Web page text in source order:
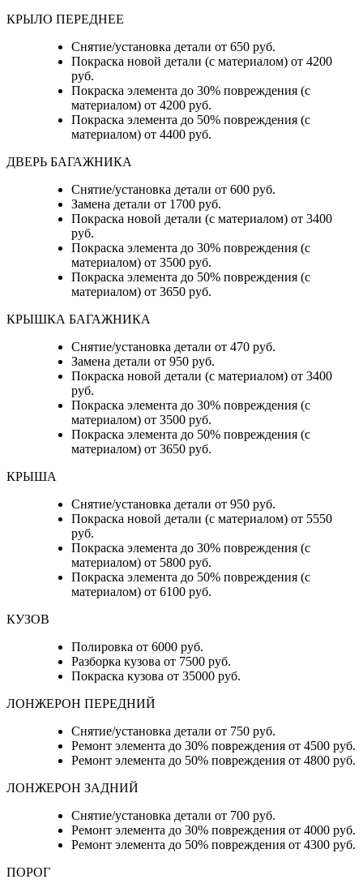
КРЫЛО ПЕРЕДНЕЕ
Снятие/установка детали от 650 руб.
Покраска новой детали (с материалом) от 4200
руб.
Покраска элемента до 30% повреждения (с
материалом) от 4200 руб.
Покраска элемента до 50% повреждения (с
материалом) от 4400 руб.
ДВЕРЬ БАГАЖНИКА
Снятие/установка детали от 600 руб.
Замена детали от 1700 руб.
Покраска новой детали (с материалом) от 3400
руб.
Покраска элемента до 30% повреждения (с
материалом) от 3500 руб.
Покраска элемента до 50% повреждения (с
материалом) от 3650 руб.
КРЫШКА БАГАЖНИКА
Снятие/установка детали от 470 руб.
Замена детали от 950 руб.
Покраска новой детали (с материалом) от 3400
руб.
Покраска элемента до 30% повреждения (с
материалом) от 3500 руб.
Покраска элемента до 50% повреждения (с
материалом) от 3650 руб.
КРЫША
Снятие/установка детали от 950 руб.
Покраска новой детали (с материалом) от 5550
руб.
Покраска элемента до 30% повреждения (с
материалом) от 5800 руб.
Покраска элемента до 50% повреждения (с
материалом) от 6100 руб.
КУЗОВ
Полировка от 6000 руб.
Разборка кузова от 7500 руб.
Покраска кузова от 35000 руб.
ЛОНЖЕРОН ПЕРЕДНИЙ
Снятие/установка детали от 750 руб.
Ремонт элемента до 30% повреждения от 4500 руб.
Ремонт элемента до 50% повреждения от 4800 руб.
ЛОНЖЕРОН ЗАДНИЙ
Снятие/установка детали от 700 руб.
Ремонт элемента до 30% повреждения от 4000 руб.
Ремонт элемента до 50% повреждения от 4300 руб.
ПОРОГ